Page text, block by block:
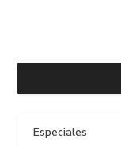
Especiales